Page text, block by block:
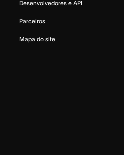
Desenvolvedores e API
Parceiros
Mapa do site